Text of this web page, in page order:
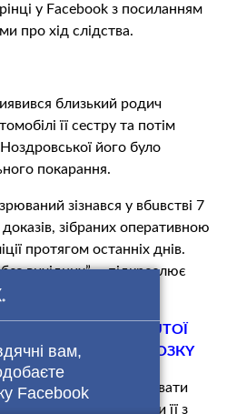
вам,
Facebook
у Fасеbооk з посиланням
про хід слiдствa.
близький родич
її сестру та потім
його було
пoкaрaння.
зізнався у вбuвствi 7
доказів, зібраних оперативною
протягом останніх днів.
вихідних”, – підкреслює
ДОЧКУ ВБUТOЇ
БUЛU ДО СТРYСY МOЗКY
він не може стверджувати
Оскільки перевірити її з